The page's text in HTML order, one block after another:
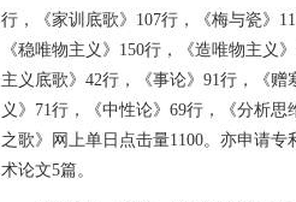
行，《家训底歌》107行，《梅与瓷》
《稳唯物主义》150行，《造唯物主义
主义底歌》42行，《事论》91行，《
义》71行，《中性论》69行，《分析
之歌》网上单日点击量1100。亦申请
术论文5篇。